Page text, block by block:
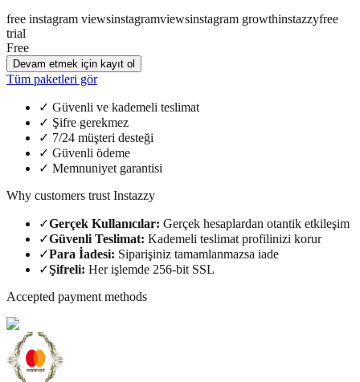
free instagram viewsinstagramviewsinstagram growthinstazzyfree
trial
Free
Devam etmek için kayıt ol
Tüm paketleri gör
✓ Güvenli ve kademeli teslimat
✓ Şifre gerekmez
✓ 7/24 müşteri desteği
✓ Güvenli ödeme
✓ Memnuniyet garantisi
Why customers trust Instazzy
✓Gerçek Kullanıcılar: Gerçek hesaplardan otantik etkileşim
✓Güvenli Teslimat: Kademeli teslimat profilinizi korur
✓Para İadesi: Siparişiniz tamamlanmazsa iade
✓Şifreli: Her işlemde 256-bit SSL
Accepted payment methods